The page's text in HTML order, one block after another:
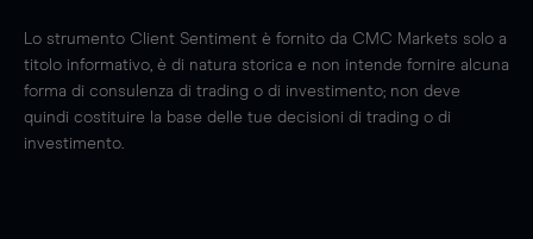
Lo strumento Client Sentiment è fornito da CMC Markets solo a
titolo informativo, è di natura storica e non intende fornire alcuna
forma di consulenza di trading o di investimento; non deve
quindi costituire la base delle tue decisioni di trading o di
investimento.